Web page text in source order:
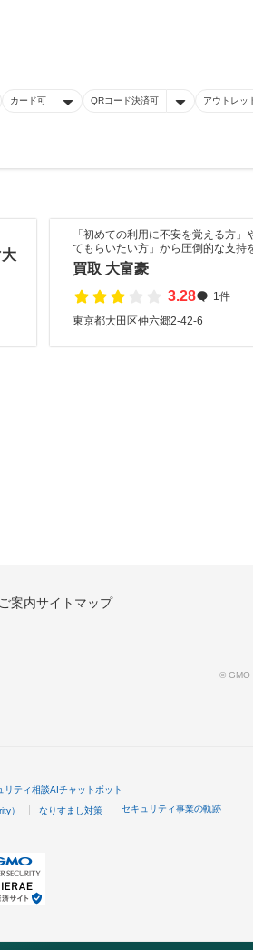
カード可 QRコード決済可 アウトレッ
「初めての利用に不安を覚える方
てもらいたい方」から圧倒的な支持
買取 大富豪
3.28
1件
東京都大田区仲六郷2-42-6
案内サイトマップ
© GMO
リティ相談AIチャットボット
） なりすまし対策 セキュリティ事業の軌跡